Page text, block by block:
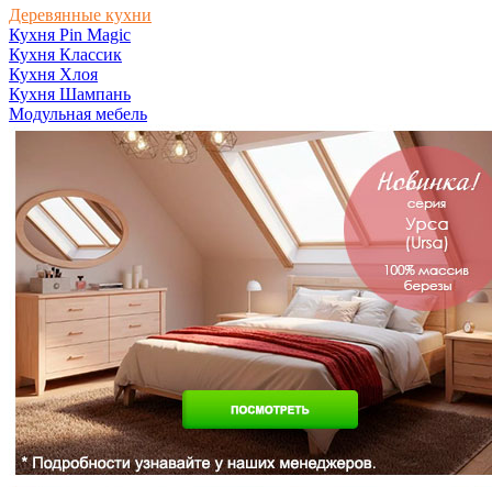
Деревянные кухни
Кухня Pin Magic
Кухня Классик
Кухня Хлоя
Кухня Шампань
Модульная мебель